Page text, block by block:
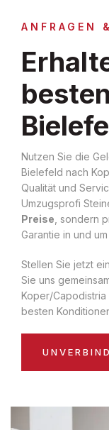
ANFRAGEN
Nutzen Sie die
Bielefeld nach
Qualität und
Umzugsprofi
Preise , sondern
Garantie in und
Stellen Sie jetzt
Sie uns
Koper/
besten